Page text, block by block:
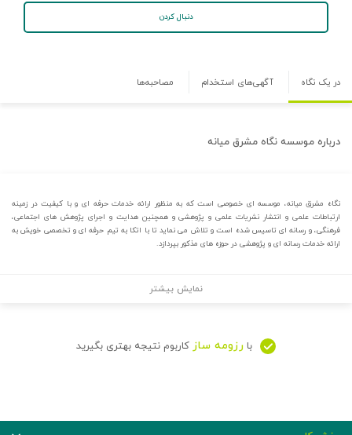
دنبال کردن
در یک نگاه آگهی‌های استخدام مصاحبه‌ها
درباره موسسه نگاه مشرق میانه
نگاه مشرق میانه، موسسه ای خصوصی است که به منظور ارائه خدمات حرفه ای و با کیفیت در زمینه
ارتباطات علمی و انتشار نشریات علمی و پژوهشی و همچنین هدایت و اجرای پژوهش های اجتماعی،
فرهنگی، و رسانه ای تاسیس شده است و تلاش می نماید تا با اتکا به تیم حرفه ای و تخصصی خویش به
ارائه خدمات رسانه ای و پژوهشی در حوزه های مذکور بپردازد.
نمایش بیشتر
با رزومه ساز کاربوم نتیجه بهتری بگیرید